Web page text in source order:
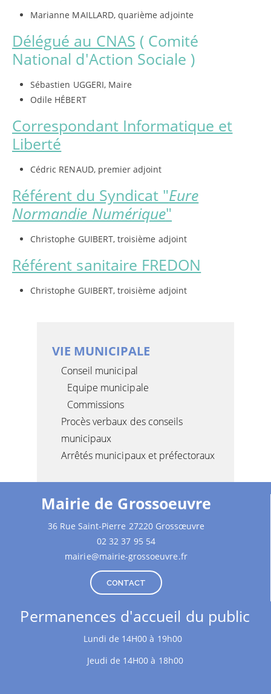
Marianne MAILLARD, quarième adjointe
Délégué au CNAS ( Comité
National d'Action Sociale )
Sébastien UGGERI, Maire
Odile HÉBERT
Correspondant Informatique et
Liberté
Cédric RENAUD, premier adjoint
Référent du Syndicat "Eure
Normandie Numérique"
Christophe GUIBERT, troisième adjoint
Référent sanitaire FREDON
Christophe GUIBERT, troisième adjoint
VIE MUNICIPALE
Conseil municipal
Equipe municipale
Commissions
Procès verbaux des conseils
municipaux
Arrêtés municipaux et préfectoraux
Mairie de Grossoeuvre
36 Rue Saint-Pierre 27220 Grossœuvre
02 32 37 95 54
mairie@mairie-grossoeuvre.fr
CONTACT
Permanences d'accueil du public
Lundi de 14H00 à 19h00
Jeudi de 14H00 à 18h00